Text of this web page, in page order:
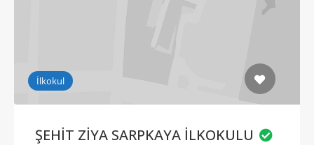
İlkokul
ŞEHİT ZİYA SARPKAYA İLKOKULU